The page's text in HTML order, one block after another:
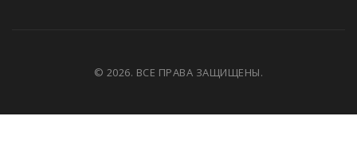
© 2026. ВСЕ ПРАВА ЗАЩИЩЕНЫ.